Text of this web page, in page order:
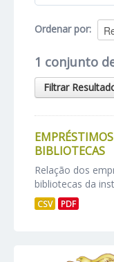
Ordenar por
1 conjunto
Filtrar
BIBLIOTECAS
Relação dos
bibliotecas da
CSV PDF